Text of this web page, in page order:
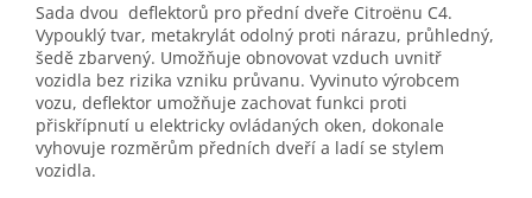
Sada dvou deflektorů pro přední dveře Citroënu C4.
Vypouklý tvar, metakrylát odolný proti nárazu, průhledný,
šedě zbarvený. Umožňuje obnovovat vzduch uvnitř
vozidla bez rizika vzniku průvanu. Vyvinuto výrobcem
vozu, deflektor umožňuje zachovat funkci proti
přiskřípnutí u elektricky ovládaných oken, dokonale
vyhovuje rozměrům předních dveří a ladí se stylem
vozidla.